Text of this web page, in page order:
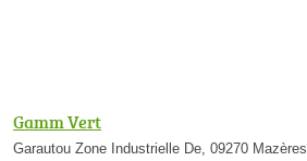
Gamm Vert
Garautou Zone Industrielle De, 09270 Mazères